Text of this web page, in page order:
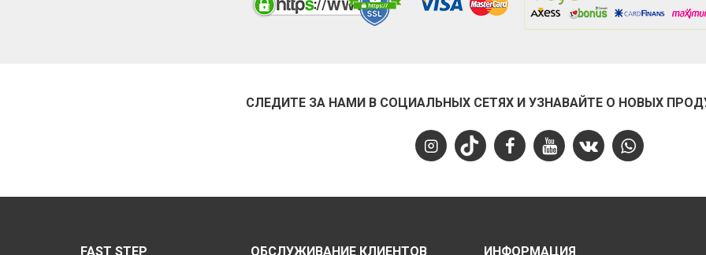
СЛЕДИТЕ ЗА НАМИ В СОЦИАЛЬНЫХ СЕТЯХ И УЗНАВАЙТЕ О НОВЫХ
FAST STEP ОБСЛУЖИВАНИЕ КЛИЕНТОВ ИНФОРМАЦИЯ